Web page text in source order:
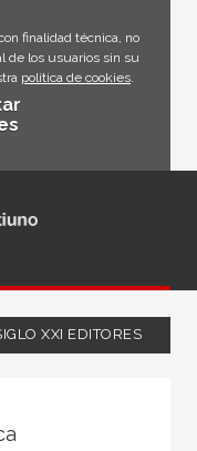
finalidad técnica, no
de los usuarios sin su
política de cookies.
XXI EDITORES